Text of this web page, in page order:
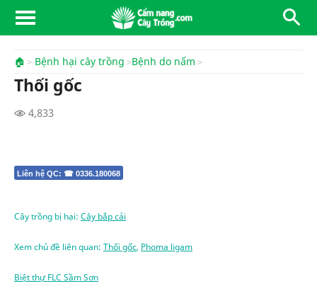
🏠 Bệnh hại cây trồng Bệnh do nấm
Thối gốc
4,833
Liên hệ QC: ☎ 0336.180068
Cây trồng bị hại: Cây bắp cải
Xem chủ đề liên quan: Thối gốc, Phoma ligam
Biệt thự FLC Sầm Sơn